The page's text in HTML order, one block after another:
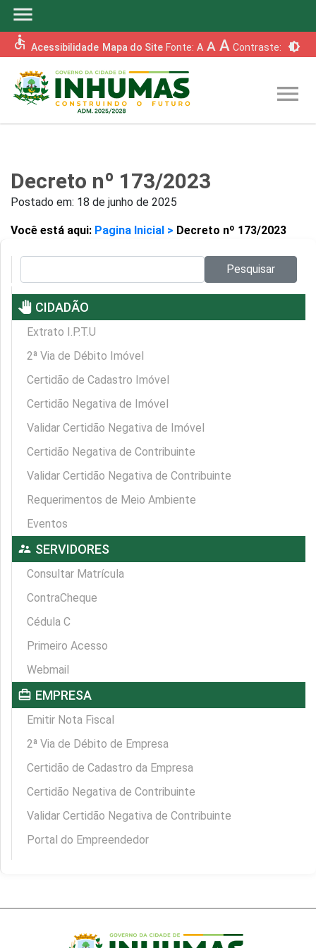
menu
accessible Acessibilidade Mapa do Site Fonte: A A A Contraste: brightness_6
menu
Decreto nº 173/2023
Postado em: 18 de junho de 2025
Você está aqui: Pagina Inicial > Decreto nº 173/2023
Pesquisar
pan_tool CIDADÃO
Extrato I.P.T.U
2ª Via de Débito Imóvel
Certidão de Cadastro Imóvel
Certidão Negativa de Imóvel
Validar Certidão Negativa de Imóvel
Certidão Negativa de Contribuinte
Validar Certidão Negativa de Contribuinte
Requerimentos de Meio Ambiente
Eventos
supervisor_account SERVIDORES
Consultar Matrícula
ContraCheque
Cédula C
Primeiro Acesso
Webmail
card_travel EMPRESA
Emitir Nota Fiscal
2ª Via de Débito de Empresa
Certidão de Cadastro da Empresa
Certidão Negativa de Contribuinte
Validar Certidão Negativa de Contribuinte
Portal do Empreendedor